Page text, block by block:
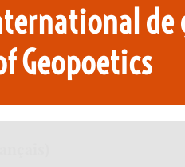
Geopoetics